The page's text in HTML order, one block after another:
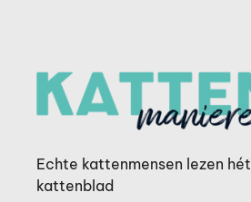
Echte kattenmensen lezen hét
kattenblad